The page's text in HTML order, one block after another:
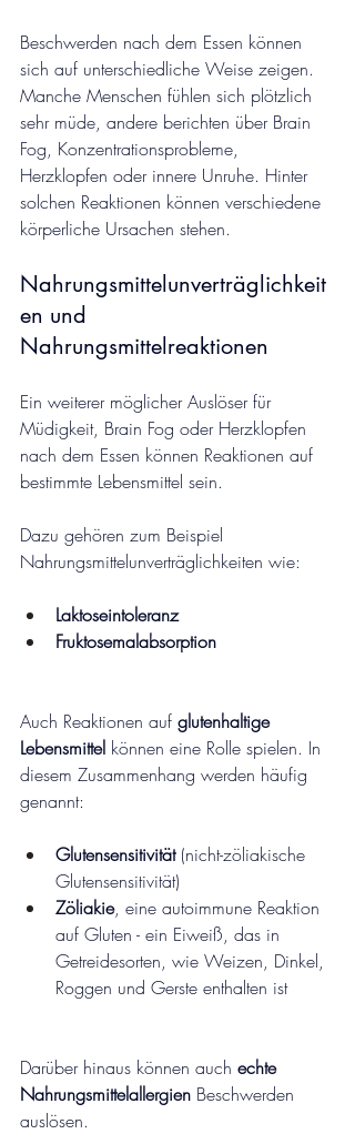
Beschwerden nach dem Essen können
sich auf unterschiedliche Weise zeigen.
Manche Menschen fühlen sich plötzlich
sehr müde, andere berichten über Brain
Fog, Konzentrationsprobleme,
Herzklopfen oder innere Unruhe. Hinter
solchen Reaktionen können verschiedene
körperliche Ursachen stehen.
Nahrungsmittelunverträglichkeit
en und
Nahrungsmittelreaktionen
Ein weiterer möglicher Auslöser für
Müdigkeit, Brain Fog oder Herzklopfen
nach dem Essen können Reaktionen auf
bestimmte Lebensmittel sein.
Dazu gehören zum Beispiel
Nahrungsmittelunverträglichkeiten wie:
Laktoseintoleranz
Fruktosemalabsorption
Auch Reaktionen auf glutenhaltige
Lebensmittel können eine Rolle spielen. In
diesem Zusammenhang werden häufig
genannt:
Glutensensitivität (nicht-zöliakische
Glutensensitivität)
Zöliakie, eine autoimmune Reaktion
auf Gluten - ein Eiweiß, das in
Getreidesorten, wie Weizen, Dinkel,
Roggen und Gerste enthalten ist
Darüber hinaus können auch echte
Nahrungsmittelallergien Beschwerden
auslösen.